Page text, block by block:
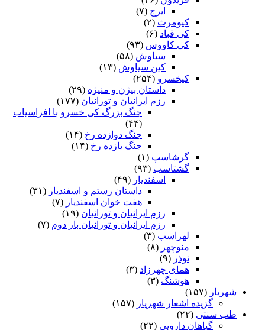
ایرج (۷)
کیومرث (۲)
کی قباد (۶)
کی کاووس (۹۳)
سیاوش (۵۸)
کین سیاوش (۱۳)
کیخسرو (۲۵۴)
داستان بیژن و منیژه (۲۹)
رزم ایرانیان و تورانیان (۱۷۷)
جنگ بزرگ کی خسرو با افراسیاب
(۴۴)
جنگ دوازده رخ (۱۴)
جنگ یازده رخ (۱۴)
گرشاسپ (۱)
گشتاسب (۹۳)
اسفندیار (۴۹)
داستان رستم و اسفندیار (۳۱)
هفت خوان اسفندیار (۷)
رزم ایرانیان و تورانیان (۱۹)
رزم ایرانیان و تورانیان بار دوم (۷)
لهراسب (۳)
منوچهر (۸)
نوذر (۹)
هماى چهرزاد (۳)
هوشنگ (۳)
شهریار (۱۵۷)
گزیده اشعار شهریار (۱۵۷)
طب سنتی (۲۲)
گیاهان دارویی (۲۲)